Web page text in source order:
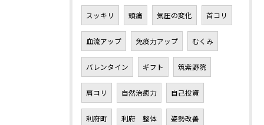
スッキリ 頭痛 気圧の変化 首コリ
血流アップ 免疫力アップ むくみ
バレンタイン ギフト 筑紫野院
肩コリ 自然治癒力 自己投資
利府町 利府 整体 姿勢改善